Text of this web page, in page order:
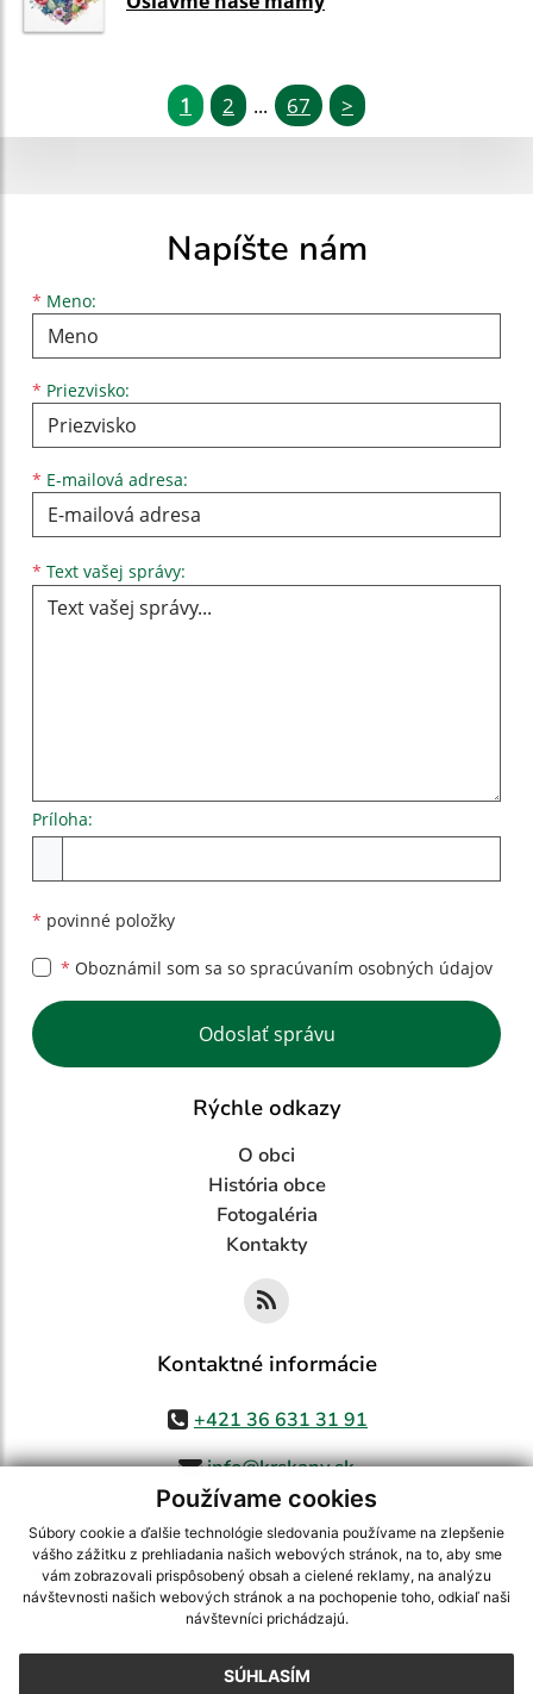
Používame cookies
Súbory cookie a ďalšie technológie sledovania používame na zlepšenie
vášho zážitku z prehliadania našich webových stránok, na to, aby sme
vám zobrazovali prispôsobený obsah a cielené reklamy, na analýzu
návštevnosti našich webových stránok a na pochopenie toho, odkiaľ naši
návštevníci prichádzajú.
SÚHLASÍM
1 2 ... 67 >
Napíšte nám
* Meno:
Meno
* Priezvisko:
Priezvisko
* E-mailová adresa:
E-mailová adresa
* Text vašej správy:
Príloha:
* povinné položky
* Oboznámil som sa so spracúvaním osobných údajov
Google reCaptcha Response
Odoslať správu
Rýchle odkazy
O obci
História obce
Fotogaléria
Kontakty
Kontaktné informácie
+421 36 631 31 91
info@krskany.sk
využite možnosť získavania aktuálnych informácií s využitím RSS
CMS systém (redakčný) systém ECHELON 2,Mapa stránok,web portál
webex.digital, s.r.o.,domény,registrácia domény